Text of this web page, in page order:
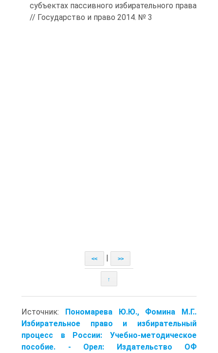
субъектах пассивного избирательного права
// Государство и право 2014. № 3
<< >>
↑
Источник: Пономарева Ю.Ю., Фомина М.Г..
Избирательное право и избирательный
процесс в России: Учебно-методическое
пособие. - Орел: Издательство ОФ